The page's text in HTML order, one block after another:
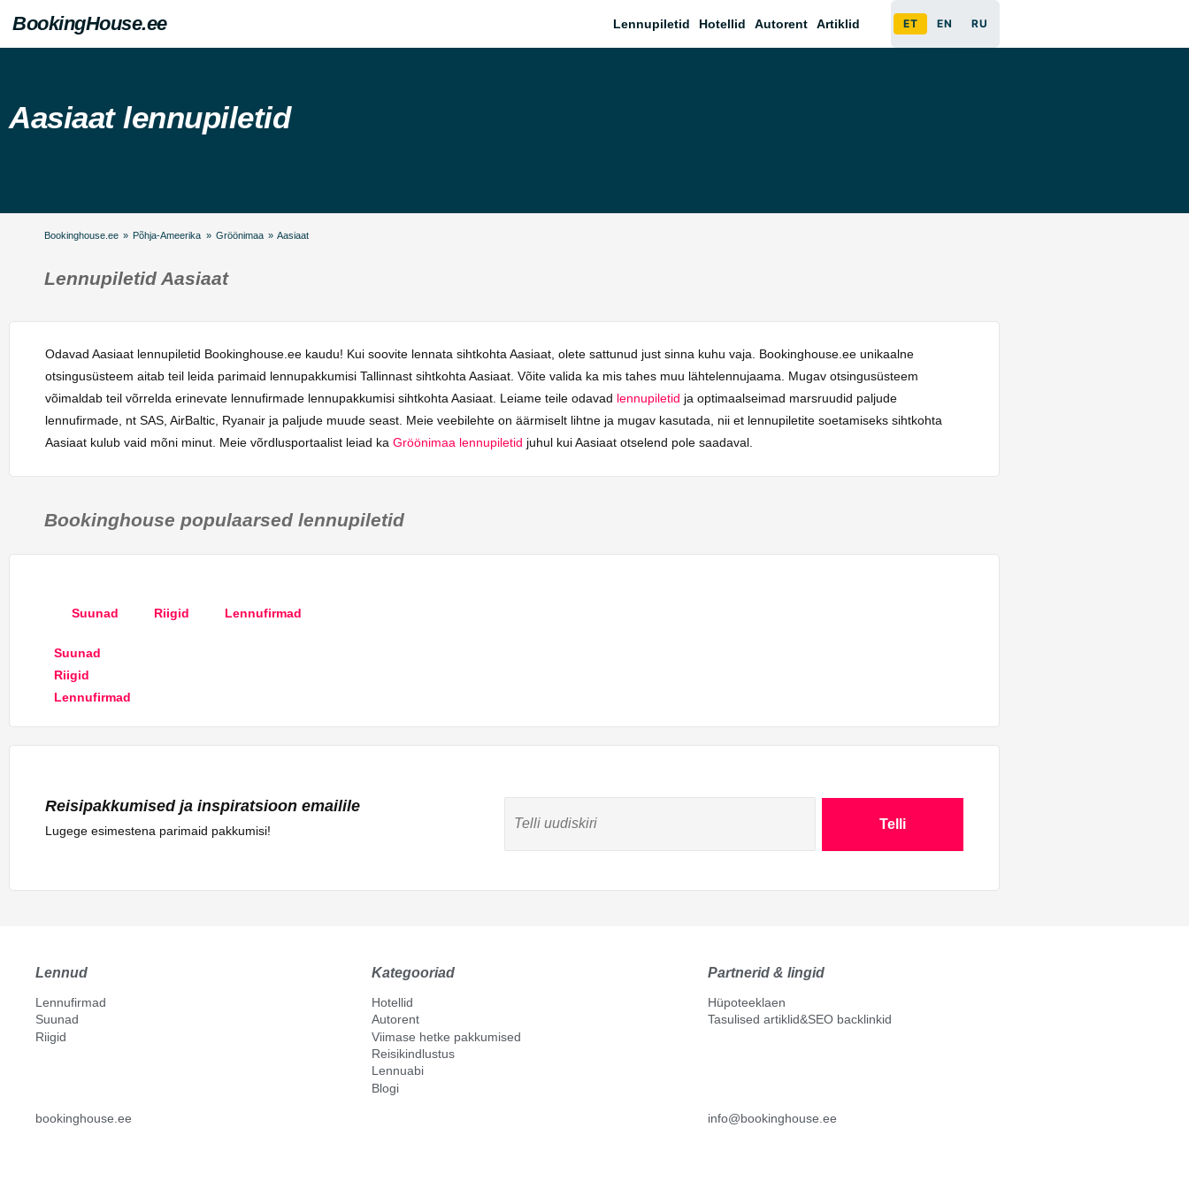
BookingHouse.ee Lennupiletid Hotellid Autorent Artiklid ET EN RU
Aasiaat lennupiletid
Bookinghouse.ee » Põhja-Ameerika » Gröönimaa»Aasiaat
Lennupiletid Aasiaat
Odavad Aasiaat lennupiletid Bookinghouse.ee kaudu! Kui soovite lennata sihtkohta Aasiaat, olete sattunud just sinna kuhu vaja. Bookinghouse.ee unikaalne
otsingusüsteem aitab teil leida parimaid lennupakkumisi Tallinnast sihtkohta Aasiaat. Võite valida ka mis tahes muu lähtelennujaama. Mugav otsingusüsteem
võimaldab teil võrrelda erinevate lennufirmade lennupakkumisi sihtkohta Aasiaat. Leiame teile odavad lennupiletid ja optimaalseimad marsruudid paljude
lennufirmade, nt SAS, AirBaltic, Ryanair ja paljude muude seast. Meie veebilehte on äärmiselt lihtne ja mugav kasutada, nii et lennupiletite soetamiseks sihtkohta
Aasiaat kulub vaid mõni minut. Meie võrdlusportaalist leiad ka Gröönimaa lennupiletid juhul kui Aasiaat otselend pole saadaval.
Bookinghouse populaarsed lennupiletid
Suunad Riigid Lennufirmad
Suunad
Riigid
Lennufirmad
Reisipakkumised ja inspiratsioon emailile
Lugege esimestena parimaid pakkumisi! Telli
Lennud
Lennufirmad
Suunad
Riigid
Kategooriad
Hotellid
Autorent
Viimase hetke pakkumised
Reisikindlustus
Lennuabi
Blogi
Partnerid & lingid
Hüpoteeklaen
Tasulised artiklid&SEO backlinkid
bookinghouse.ee info@bookinghouse.ee